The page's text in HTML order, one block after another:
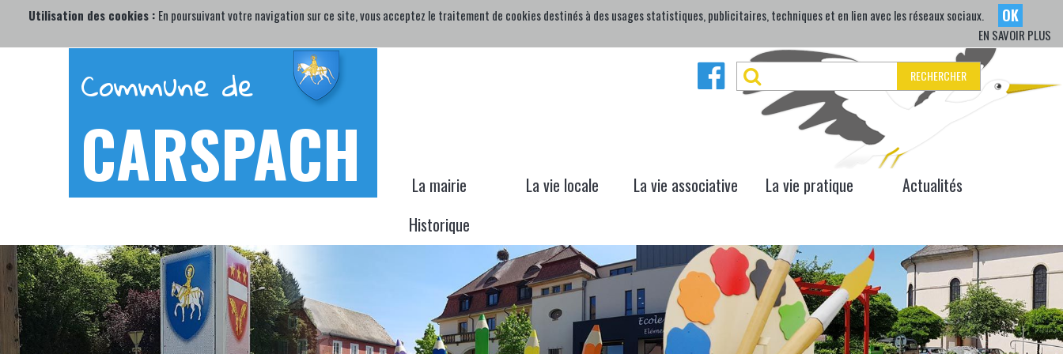
Utilisation des cookies : En poursuivant votre navigation sur ce site, vous acceptez le traitement de cookies destinés à des usages statistiques, publicitaires, techniques et en lien avec les réseaux sociaux. OK
EN SAVOIR PLUS
Commune de
CARSPACH
RECHERCHER
La mairie La vie locale La vie associative La vie pratique
Actualités
Historique